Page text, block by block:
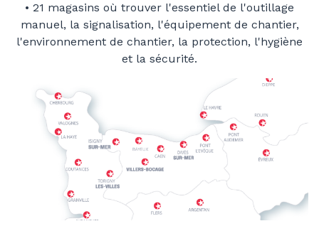
• 21 magasins où trouver l'essentiel de l'outillage
manuel, la signalisation, l'équipement de chantier,
l'environnement de chantier, la protection, l'hygiène
et la sécurité.